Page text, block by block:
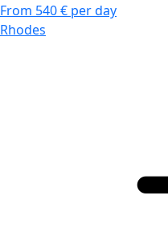
From 540 € per day
Rhodes